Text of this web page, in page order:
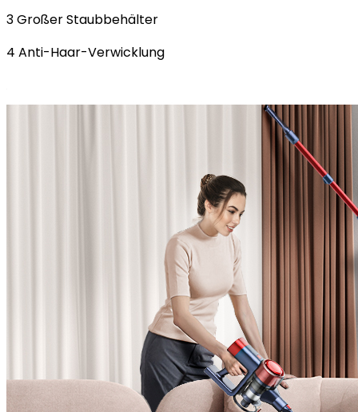
3 Großer Staubbehälter
4 Anti-Haar-Verwicklung